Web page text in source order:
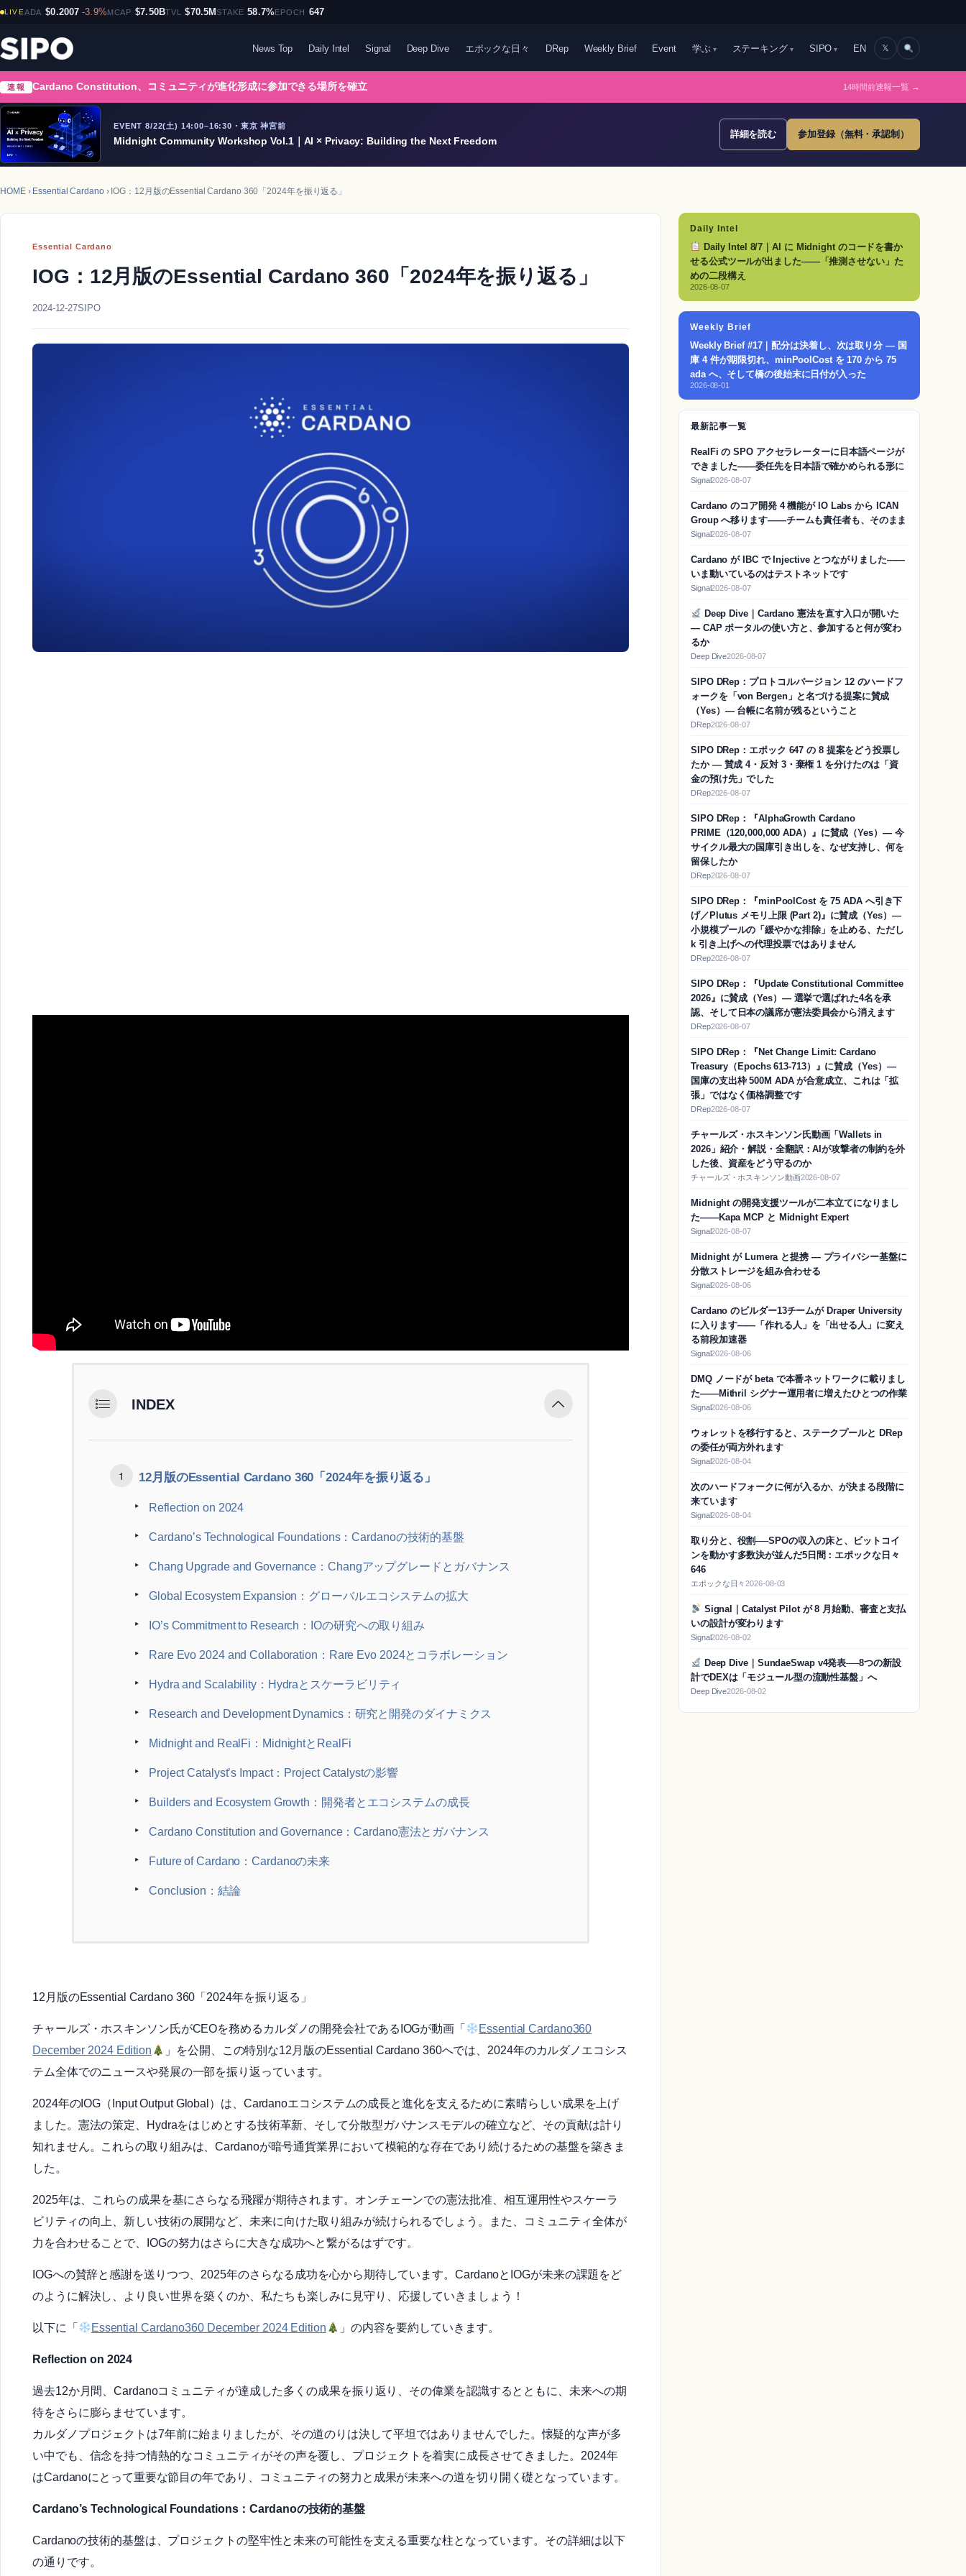
LIVEADA $0.2007 -3.9%MCAP $7.50BTVL $70.5MSTAKE 58.7%EPOCH 647
News Top Daily Intel Signal Deep Dive エポックな日々 DRep Weekly Brief Event 学ぶ ステーキング SIPO EN 𝕏
速報 Cardano Constitution、コミュニティが進化形成に参加できる場所を確立 14時間前速報一覧 →
EVENT 8/22(土) 14:00–16:30・東京 神宮前
Midnight Community Workshop Vol.1｜AI × Privacy: Building the Next Freedom
詳細を読む 参加登録（無料・承認制）
HOME› Essential Cardano› IOG：12月版のEssential Cardano 360「2024年を振り返る」
Essential Cardano
IOG：12月版のEssential Cardano 360「2024年を振り返る」
2024-12-27SIPO
INDEX
12月版のEssential Cardano 360「2024年を振り返る」
Reflection on 2024
Cardano’s Technological Foundations：Cardanoの技術的基盤
Chang Upgrade and Governance：Changアップグレードとガバナンス
Global Ecosystem Expansion：グローバルエコシステムの拡大
IO’s Commitment to Research：IOの研究への取り組み
Rare Evo 2024 and Collaboration：Rare Evo 2024とコラボレーション
Hydra and Scalability：Hydraとスケーラビリティ
Research and Development Dynamics：研究と開発のダイナミクス
Midnight and RealFi：MidnightとRealFi
Project Catalyst’s Impact：Project Catalystの影響
Builders and Ecosystem Growth：開発者とエコシステムの成長
Cardano Constitution and Governance：Cardano憲法とガバナンス
Future of Cardano：Cardanoの未来
Conclusion：結論
12月版のEssential Cardano 360「2024年を振り返る」
チャールズ・ホスキンソン氏がCEOを務めるカルダノの開発会社であるIOGが動画「
Essential Cardano360
December 2024 Edition
」を公開、この特別な12月版のEssential Cardano 360へでは、2024年のカルダノエコシス
テム全体でのニュースや発展の一部を振り返っています。
2024年のIOG（Input Output Global）は、Cardanoエコシステムの成長と進化を支えるために素晴らしい成果を上げ
ました。憲法の策定、Hydraをはじめとする技術革新、そして分散型ガバナンスモデルの確立など、その貢献は計り
知れません。これらの取り組みは、Cardanoが暗号通貨業界において模範的な存在であり続けるための基盤を築きま
した。
2025年は、これらの成果を基にさらなる飛躍が期待されます。オンチェーンでの憲法批准、相互運用性やスケーラ
ビリティの向上、新しい技術の展開など、未来に向けた取り組みが続けられるでしょう。また、コミュニティ全体が
力を合わせることで、IOGの努力はさらに大きな成功へと繋がるはずです。
IOGへの賛辞と感謝を送りつつ、2025年のさらなる成功を心から期待しています。CardanoとIOGが未来の課題をど
のように解決し、より良い世界を築くのか、私たちも楽しみに見守り、応援していきましょう！
以下に「 Essential Cardano360 December 2024 Edition 」の内容を要約していきます。
Reflection on 2024
過去12か月間、Cardanoコミュニティが達成した多くの成果を振り返り、その偉業を認識するとともに、未来への期
待をさらに膨らませています。
カルダノプロジェクトは7年前に始まりましたが、その道のりは決して平坦ではありませんでした。懐疑的な声が多
い中でも、信念を持つ情熱的なコミュニティがその声を覆し、プロジェクトを着実に成長させてきました。2024年
はCardanoにとって重要な節目の年であり、コミュニティの努力と成果が未来への道を切り開く礎となっています。
Cardano’s Technological Foundations：Cardanoの技術的基盤
Cardanoの技術的基盤は、プロジェクトの堅牢性と未来の可能性を支える重要な柱となっています。その詳細は以下
の通りです。
Daily Intel
Daily Intel 8/7｜AI に Midnight のコードを書か
せる公式ツールが出ました——「推測させない」た
めの二段構え
2026-08-07
Weekly Brief
Weekly Brief #17｜配分は決着し、次は取り分 — 国
庫 4 件が期限切れ、minPoolCost を 170 から 75
ada へ、そして橋の後始末に日付が入った
2026-08-01
最新記事一覧
RealFi の SPO アクセラレーターに日本語ページが
できました——委任先を日本語で確かめられる形に
Signal2026-08-07
Cardano のコア開発 4 機能が IO Labs から ICAN
Group へ移ります——チームも責任者も、そのまま
Signal2026-08-07
Cardano が IBC で Injective とつながりました——
いま動いているのはテストネットです
Signal2026-08-07
Deep Dive｜Cardano 憲法を直す入口が開いた
— CAP ポータルの使い方と、参加すると何が変わ
るか
Deep Dive2026-08-07
SIPO DRep：プロトコルバージョン 12 のハードフ
ォークを「von Bergen」と名づける提案に賛成
（Yes）― 台帳に名前が残るということ
DRep2026-08-07
SIPO DRep：エポック 647 の 8 提案をどう投票し
たか ― 賛成 4・反対 3・棄権 1 を分けたのは「資
金の預け先」でした
DRep2026-08-07
SIPO DRep：『AlphaGrowth Cardano
PRIME（120,000,000 ADA）』に賛成（Yes）― 今
サイクル最大の国庫引き出しを、なぜ支持し、何を
留保したか
DRep2026-08-07
SIPO DRep：『minPoolCost を 75 ADA へ引き下
げ／Plutus メモリ上限 (Part 2)』に賛成（Yes）―
小規模プールの「緩やかな排除」を止める、ただし
k 引き上げへの代理投票ではありません
DRep2026-08-07
SIPO DRep：『Update Constitutional Committee
2026』に賛成（Yes）― 選挙で選ばれた4名を承
認、そして日本の議席が憲法委員会から消えます
DRep2026-08-07
SIPO DRep：『Net Change Limit: Cardano
Treasury（Epochs 613-713）』に賛成（Yes）―
国庫の支出枠 500M ADA が合意成立、これは「拡
張」ではなく価格調整です
DRep2026-08-07
チャールズ・ホスキンソン氏動画「Wallets in
2026」紹介・解説・全翻訳：AIが攻撃者の制約を外
した後、資産をどう守るのか
チャールズ・ホスキンソン動画2026-08-07
Midnight の開発支援ツールが二本立てになりまし
た——Kapa MCP と Midnight Expert
Signal2026-08-07
Midnight が Lumera と提携 — プライバシー基盤に
分散ストレージを組み合わせる
Signal2026-08-06
Cardano のビルダー13チームが Draper University
に入ります——「作れる人」を「出せる人」に変え
る前段加速器
Signal2026-08-06
DMQ ノードが beta で本番ネットワークに載りまし
た——Mithril シグナー運用者に増えたひとつの作業
Signal2026-08-06
ウォレットを移行すると、ステークプールと DRep
の委任が両方外れます
Signal2026-08-04
次のハードフォークに何が入るか、が決まる段階に
来ています
Signal2026-08-04
取り分と、役割──SPOの収入の床と、ビットコイ
ンを動かす多数決が並んだ5日間：エポックな日々
646
エポックな日々2026-08-03
Signal｜Catalyst Pilot が 8 月始動、審査と支払
いの設計が変わります
Signal2026-08-02
Deep Dive｜SundaeSwap v4発表──8つの新設
計でDEXは「モジュール型の流動性基盤」へ
Deep Dive2026-08-02